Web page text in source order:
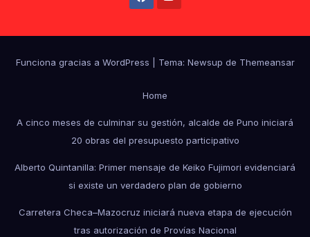
Funciona gracias a WordPress Tema: Newsup de Themeansar
Home
A cinco meses de culminar su gestión, alcalde de Puno iniciará
20 obras del presupuesto participativo
Alberto Quintanilla: Primer mensaje de Keiko Fujimori evidenciará
si existe un verdadero plan de gobierno
Carretera Checa–Mazocruz iniciará nueva etapa de ejecución
tras autorización de Provías Nacional